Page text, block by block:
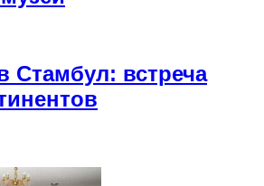
Стамбул: встреча